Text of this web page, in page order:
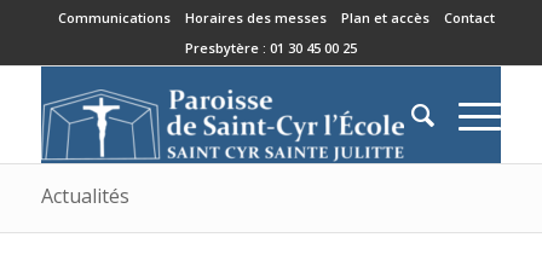
Communications Horaires des messes Plan et accès
Contact
Presbytère : 01 30 45 00 25
Actualités